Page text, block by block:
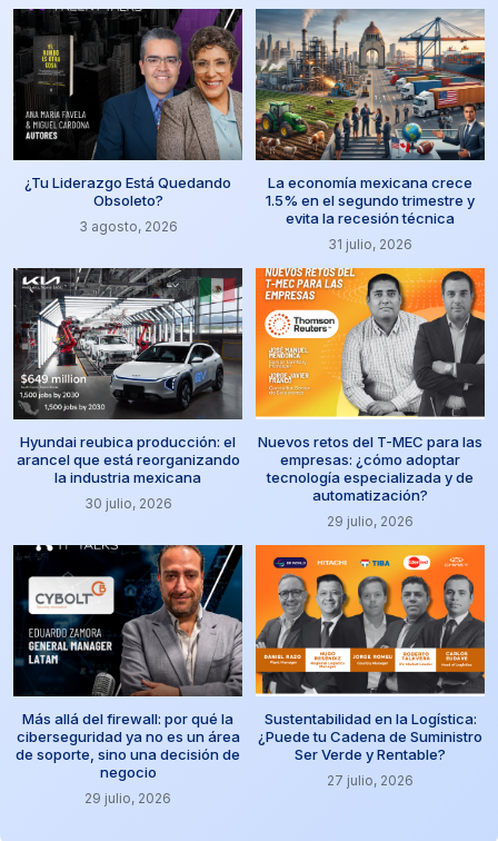
¿Tu Liderazgo Está Quedando
Obsoleto?
3 agosto, 2026
La economía mexicana crece
1.5% en el segundo trimestre y
evita la recesión técnica
31 julio, 2026
Hyundai reubica producción: el
arancel que está reorganizando
la industria mexicana
30 julio, 2026
Nuevos retos del T-MEC para las
empresas: ¿cómo adoptar
tecnología especializada y de
automatización?
29 julio, 2026
Más allá del firewall: por qué la
ciberseguridad ya no es un área
de soporte, sino una decisión de
negocio
29 julio, 2026
Sustentabilidad en la Logística:
¿Puede tu Cadena de Suministro
Ser Verde y Rentable?
27 julio, 2026